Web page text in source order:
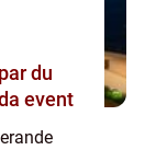
event